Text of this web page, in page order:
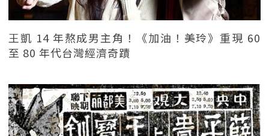
王凱 14 年熬成男主角！《加油！美玲》重現 60
至 80 年代台灣經濟奇蹟